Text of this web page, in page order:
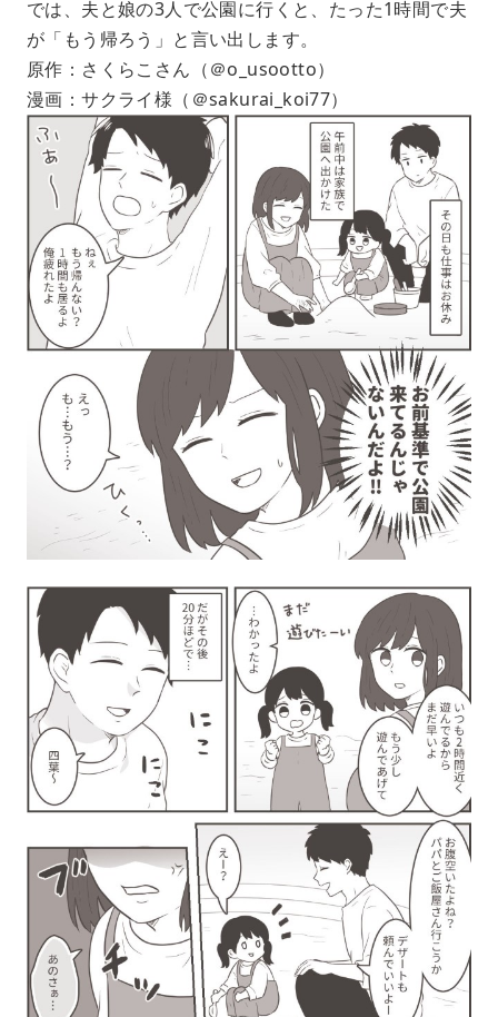
では、夫と娘の3人で公園に行くと、たった1時間で夫
が「もう帰ろう」と言い出します。
原作：さくらこさん（＠o_usootto）
漫画：サクライ様（＠sakurai_koi77）